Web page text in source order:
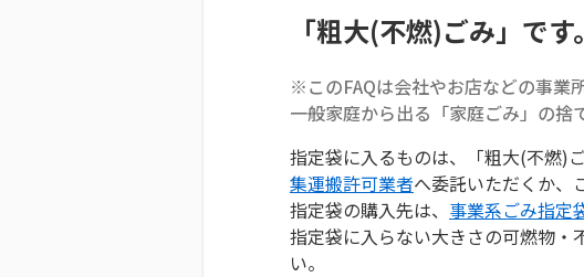
「粗大(不燃)ごみ」です。
※このFAQは会社やお店などの事業
一般家庭から出る「家庭ごみ」の捨
指定袋に入るものは、「粗大(不燃)
集運搬許可業者へ委託いただくか、
指定袋の購入先は、 事業系ごみ指定
指定袋に入らない大きさの可燃物・
い。